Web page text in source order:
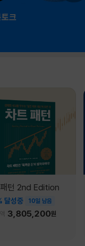
토크
턴 2nd Edition
달성중 10일 남음
3,805,200원